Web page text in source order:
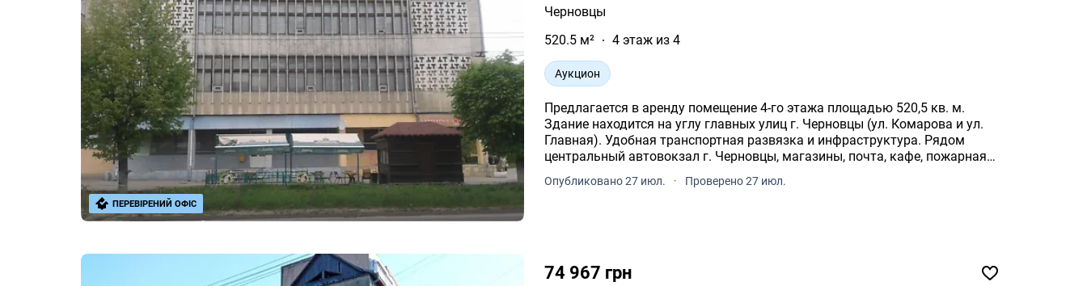
Черновцы
520.5 м²
4 этаж из 4
Аукцион
Предлагается в аренду помещение 4-го этажа площадью 520,5 кв. м.
Здание находится на углу главных улиц г. Черновцы (ул. Комарова и ул.
Главная). Удобная транспортная развязка и инфраструктура. Рядом
центральный автовокзал г. Черновцы, магазины, почта, кафе, пожарная
часть и др. Вход со двора.
Опубликовано 27 июл. · Проверено 27 июл.
ПЕРЕВІРЕНИЙ ОФІС
74 967 грн